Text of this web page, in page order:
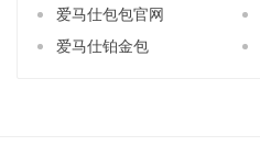
爱马仕包包官网
爱马仕铂金包